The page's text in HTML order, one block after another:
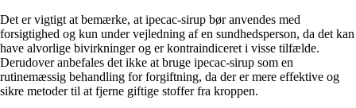
Det er vigtigt at bemærke, at ipecac-sirup bør anvendes med
forsigtighed og kun under vejledning af en sundhedsperson, da det kan
have alvorlige bivirkninger og er kontraindiceret i visse tilfælde.
Derudover anbefales det ikke at bruge ipecac-sirup som en
rutinemæssig behandling for forgiftning, da der er mere effektive og
sikre metoder til at fjerne giftige stoffer fra kroppen.